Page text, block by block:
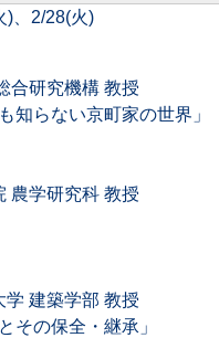
)、2/28(火)
合研究機構 教授
知らない京町家の世界」
農学研究科 教授
建築学部 教授
その保全・継承」